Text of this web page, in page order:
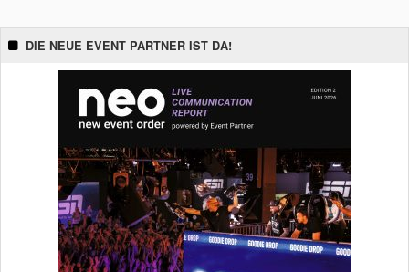
DIE NEUE EVENT PARTNER IST DA!